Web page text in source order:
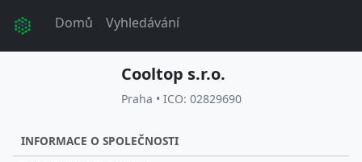
Domů Vyhledávání
Cooltop s.r.o.
Praha • ICO: 02829690
INFORMACE O SPOLEČNOSTI